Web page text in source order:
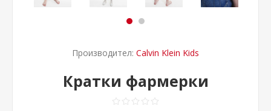
Производител: Calvin Klein Kids
Кратки фармерки